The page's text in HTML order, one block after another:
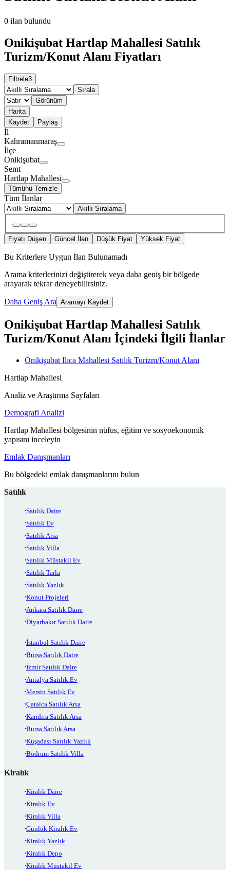
0 ilan bulundu
Onikişubat Hartlap Mahallesi Satılık
Turizm/Konut Alanı Fiyatları
Filtrele3
Sırala
Görünüm
Harita
Kaydet
Paylaş
İl
Kahramanmaraş
İlçe
Onikişubat
Semt
Hartlap Mahallesi
Tümünü Temizle
Tüm İlanlar
Akıllı Sıralama
Fiyatı Düşen Güncel İlan Düşük Fiyat Yüksek Fiyat
Bu Kriterlere Uygun İlan Bulunamadı
Arama kriterlerinizi değiştirerek veya daha geniş bir bölgede
arayarak tekrar deneyebilirsiniz.
Daha Geniş Ara Aramayı Kaydet
Onikişubat Hartlap Mahallesi Satılık
Turizm/Konut Alanı İçindeki İlgili İlanlar
Onikişubat Ilıca Mahallesi Satılık Turizm/Konut Alanı
Hartlap Mahallesi
Analiz ve Araştırma Sayfaları
Demografi Analizi
Hartlap Mahallesi bölgesinin nüfus, eğitim ve sosyoekonomik
yapısını inceleyin
Emlak Danışmanları
Bu bölgedeki emlak danışmanlarını bulun
Satılık
Satılık Daire
Satılık Ev
Satılık Arsa
Satılık Villa
Satılık Müstakil Ev
Satılık Tarla
Satılık Yazlık
Konut Projeleri
Ankara Satılık Daire
Diyarbakır Satılık Daire
İstanbul Satılık Daire
Bursa Satılık Daire
İzmir Satılık Daire
Antalya Satılık Ev
Mersin Satılık Ev
Çatalca Satılık Arsa
Kandıra Satılık Arsa
Bursa Satılık Arsa
Kuşadası Satılık Yazlık
Bodrum Satılık Villa
Kiralık
Kiralık Daire
Kiralık Ev
Kiralık Villa
Günlük Kiralık Ev
Kiralık Yazlık
Kiralık Depo
Kiralık Müstakil Ev